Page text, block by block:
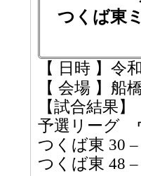
つくば東
【 日時 】令
【 会場 】船
【試合結果】
予選リーグ
つくば東 30
つくば東 48